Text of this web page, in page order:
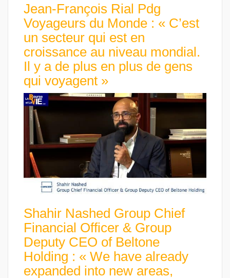
Jean-François Rial Pdg
Voyageurs du Monde : « C’est
un secteur qui est en
croissance au niveau mondial.
Il y a de plus en plus de gens
qui voyagent »
Shahir Nashed Group Chief
Financial Officer & Group
Deputy CEO of Beltone
Holding : « We have already
expanded into new areas,